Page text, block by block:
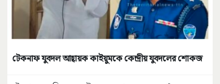
টেকনাফ যুবদল আহ্বায়ক কাইয়ুমকে কেন্দ্রীয় যুবদলের শোকজ